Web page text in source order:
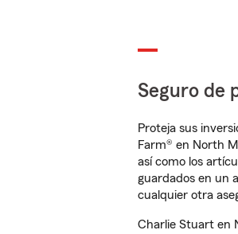
Seguro de
Proteja sus
Farm® en North
así como los
guardados en un
cualquier otra
Charlie Stuart en